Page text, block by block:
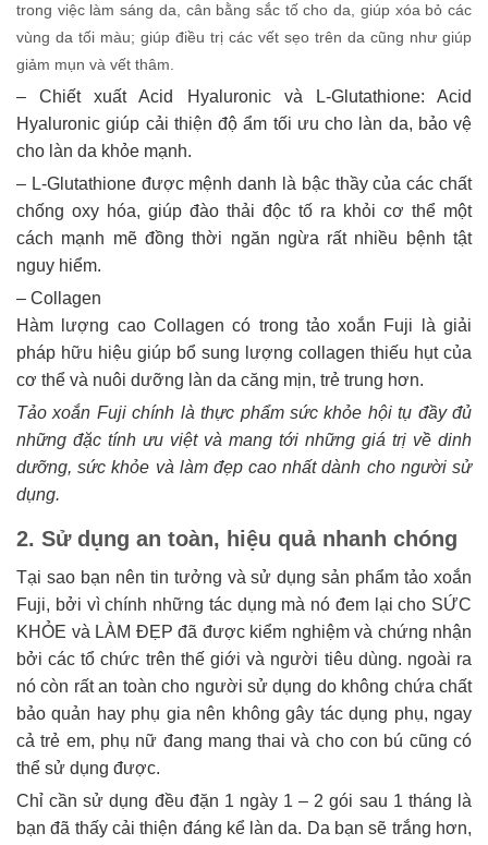
trong việc làm sáng da, cân bằng sắc tố cho da, giúp xóa bỏ các
vùng da tối màu; giúp điều trị các vết sẹo trên da cũng như giúp
giảm mụn và vết thâm.
– Chiết xuất Acid Hyaluronic và L-Glutathione: Acid
Hyaluronic giúp cải thiện độ ẩm tối ưu cho làn da, bảo vệ
cho làn da khỏe mạnh.
– L-Glutathione được mệnh danh là bậc thầy của các chất
chống oxy hóa, giúp đào thải độc tố ra khỏi cơ thể một
cách mạnh mẽ đồng thời ngăn ngừa rất nhiều bệnh tật
nguy hiểm.
– Collagen
Hàm lượng cao Collagen có trong tảo xoắn Fuji là giải
pháp hữu hiệu giúp bổ sung lượng collagen thiếu hụt của
cơ thể và nuôi dưỡng làn da căng mịn, trẻ trung hơn.
Tảo xoắn Fuji chính là thực phẩm sức khỏe hội tụ đầy đủ
những đặc tính ưu việt và mang tới những giá trị về dinh
dưỡng, sức khỏe và làm đẹp cao nhất dành cho người sử
dụng.
2. Sử dụng an toàn, hiệu quả nhanh chóng
Tại sao bạn nên tin tưởng và sử dụng sản phẩm tảo xoắn
Fuji, bởi vì chính những tác dụng mà nó đem lại cho SỨC
KHỎE và LÀM ĐẸP đã được kiểm nghiệm và chứng nhận
bởi các tổ chức trên thế giới và người tiêu dùng. ngoài ra
nó còn rất an toàn cho người sử dụng do không chứa chất
bảo quản hay phụ gia nên không gây tác dụng phụ, ngay
cả trẻ em, phụ nữ đang mang thai và cho con bú cũng có
thể sử dụng được.
Chỉ cần sử dụng đều đặn 1 ngày 1 – 2 gói sau 1 tháng là
bạn đã thấy cải thiện đáng kể làn da. Da bạn sẽ trắng hơn,